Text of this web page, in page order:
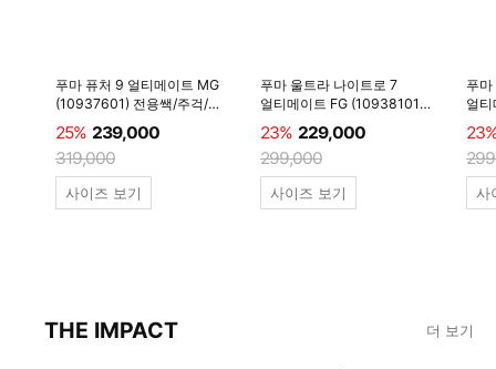
푸마 퓨처 9 얼티메이트 MG
(10937601) 전용쌕/주걱/
양말 #
25% 239,000
319,000
사이즈 보기
푸마 울트라 나이트로 7
얼티메이트 FG (10938101)
전용쌕/주걱/양말 #
23% 229,000
299,000
사이즈 보기
푸
얼
전
사
THE IMPACT 더 보기